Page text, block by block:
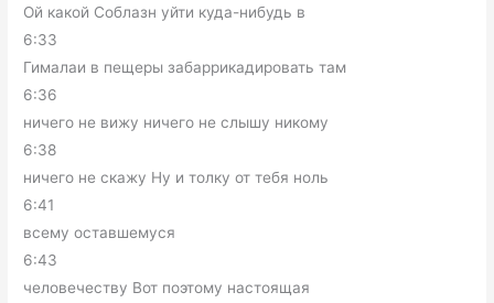
Ой какой Соблазн уйти куда-нибудь в
6:33
Гималаи в пещеры забаррикадировать там
6:36
ничего не вижу ничего не слышу никому
6:38
ничего не скажу Ну и толку от тебя ноль
6:41
всему оставшемуся
6:43
человечеству Вот поэтому настоящая